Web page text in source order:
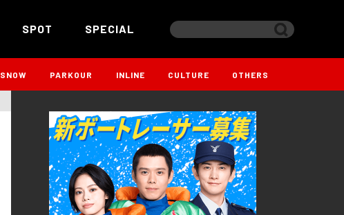
SPOT SPECIAL
SNOW PARKOUR INLINE CULTURE OTHERS